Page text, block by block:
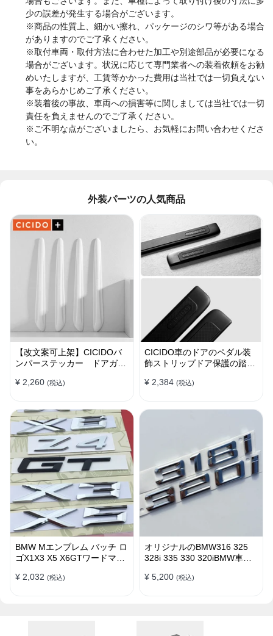
少の誤差が発生する場合がございます。
※商品の性質上、細かい擦れ、パッケージのシワ等がある場合
がありますのでご了承ください。
※取付車両・取付方法に合わせた加工や別途部品が必要になる
場合がございます。 状況に応じて専門業者への装着依頼をお勧
めいたしますが、工賃等かかった費用は当社では一切負えない
事をあらかじめご了承ください。
※装着後の事故、車両への損害等に関しましては当社では一切
責任を負えませんのでご了承ください。
※ ご不明な点がございましたら、お気軽にお問い合わせくださ
い。
外装パーツの人気商品
【改文案可上架】CICIDOバ
ンパーステッカー ドアガー
スクラッチ シリカゲル
¥ 2,260 (税込)
CICIDO車のドアのペダル装
飾ストリップドア保護の踏み
¥ 2,384 (税込)
BMW Mエンブレム バッチ ロ
ゴX1X3 X5 X6GTワードマー
ラベルBMWリアラベル
¥ 2,032 (税込)
オリジナルのBMW316 325
328i 335 330 320iBMW車の
バッチ ロゴ
¥ 5,200 (税込)